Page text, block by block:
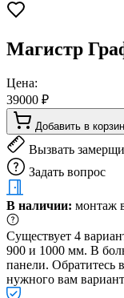
Магистр
Цена:
39000 ₽
Добавить в
Вызвать
Задать вопрос
В наличии: монтаж
Существует 4
900 и 1000 мм. В
панели. Обратитесь
нужного вам